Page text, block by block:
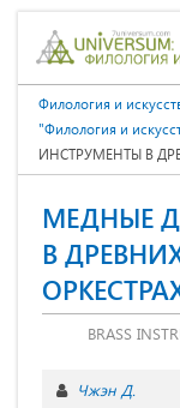
Филология и
"Филология и
ИНСТРУМЕНТЫ В
МЕДНЫЕ
В
BRASS
Чжэн Д.